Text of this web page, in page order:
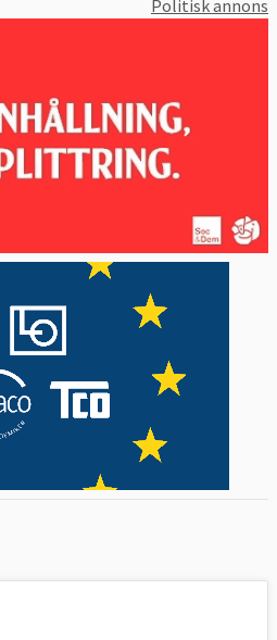
Dessa uppgår till
får sin högsta
Årlig bruttominskning
av BNI-avgiften (i
miljoner euro)
1 069 (netto 7,9 miljarder
1 921
Politisk annons